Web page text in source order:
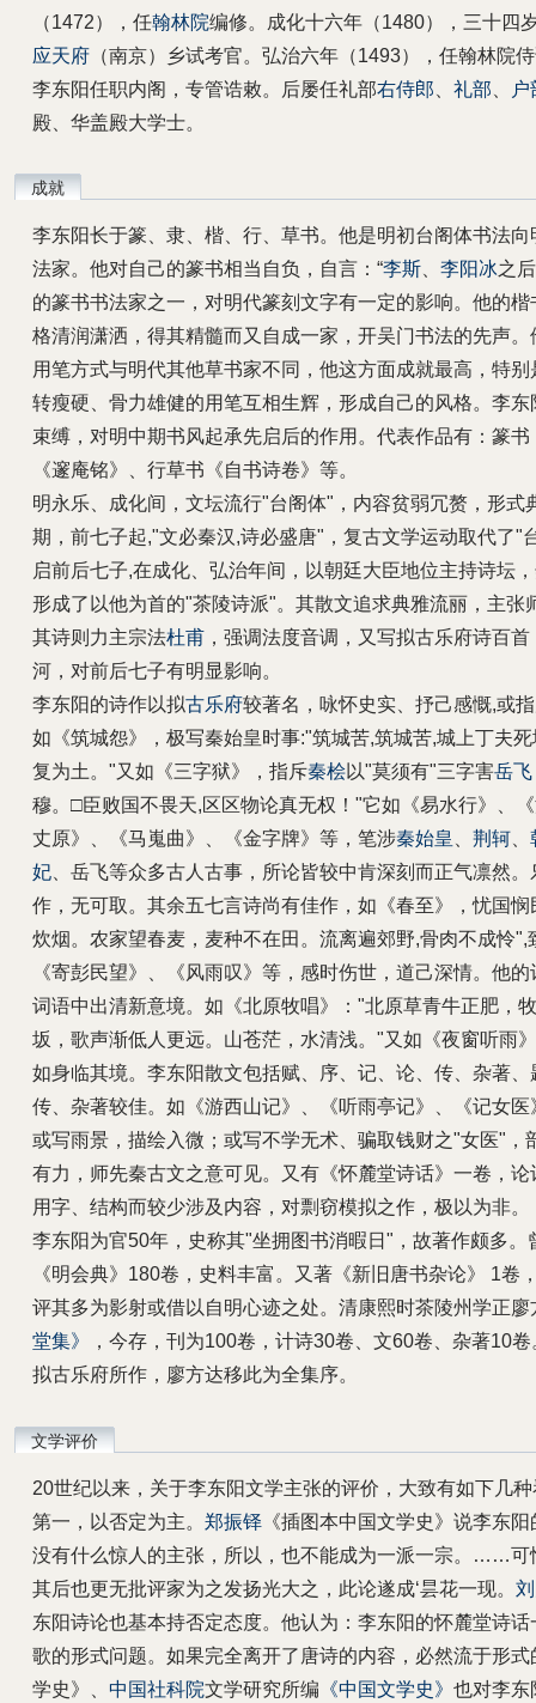
（1472），任翰林院编修。成化十六年（1480），三十四
应天府 （南京）乡试考官。弘治六年（1493），任翰林院
李东阳任职内阁，专管诰敕。后屡任礼部右侍郎 礼部
户
殿、华盖殿大学士。
成就
李东阳长于篆、隶、楷、行、草书。他是明初台阁体书法
法家。他对自己的篆书相当自负，自言：“李斯 李阳冰之
的篆书书法家之一，对明代篆刻文字有一定的影响。他的
格清润潇洒，得其精髓而又自成一家，开吴门书法的先声
用笔方式与明代其他草书家不同，他这方面成就最高，特
转瘦硬、骨力雄健的用笔互相生辉，形成自己的风格。李
束缚，对明中期书风起承先启后的作用。代表作品有：篆
《邃庵铭》、行草书《自书诗卷》等。
明永乐、成化间，文坛流行"台阁体"，内容贫弱冗赘，形式
期，前七子起,"文必秦汉,诗必盛唐"，复古文学运动取代了"
启前后七子,在成化、弘治年间，以朝廷大臣地位主持诗坛
形成了以他为首的"茶陵诗派"。其散文追求典雅流丽，主张
其诗则力主宗法杜甫 ，强调法度音调，又写拟古乐府诗百
河，对前后七子有明显影响。
李东阳的诗作以拟古乐府较著名，咏怀史实、抒己感慨,或
如《筑城怨》，极写秦始皇时事:"筑城苦,筑城苦,城上丁夫
复为土。"又如《三字狱》，指斥秦桧以"莫须有"三字害岳飞
穆。□臣败国不畏天,区区物论真无权！"它如《易水行》、
丈原》、《马嵬曲》、《金字牌》等，笔涉秦始皇 荆轲
妃 、岳飞等众多古人古事，所论皆较中肯深刻而正气凛然
作，无可取。其余五七言诗尚有佳作，如《春至》，忧国
炊烟。农家望春麦，麦种不在田。流离遍郊野,骨肉不成怜
《寄彭民望》、《风雨叹》等，感时伤世，道己深情。他
词语中出清新意境。如《北原牧唱》："北原草青牛正肥，
坂，歌声渐低人更远。山苍茫，水清浅。"又如《夜窗听雨
如身临其境。李东阳散文包括赋、序、记、论、传、杂著
传、杂著较佳。如《游西山记》、《听雨亭记》、《记女
或写雨景，描绘入微；或写不学无术、骗取钱财之"女医"，
有力，师先秦古文之意可见。又有《怀麓堂诗话》一卷，
用字、结构而较少涉及内容，对剽窃模拟之作，极以为非。
李东阳为官50年，史称其"坐拥图书消暇日"，故著作颇多。
《明会典》180卷，史料丰富。又著《新旧唐书杂论》 1卷
评其多为影射或借以自明心迹之处。清康熙时茶陵州学正
堂集》
，今存，刊为100卷，计诗30卷、文60卷、杂著10
拟古乐府所作，廖方达移此为全集序。
文学评价
20世纪以来，关于李东阳文学主张的评价，大致有如下几
第一，以否定为主。 郑振铎 《插图本中国文学史》说李东
没有什么惊人的主张，所以，也不能成为一派一宗。……可
其后也更无批评家为之发扬光大之，此论遂成‘昙花一现。
东阳诗论也基本持否定态度。他认为：李东阳的怀麓堂诗
歌的形式问题。如果完全离开了唐诗的内容，必然流于形式
学史》、 中国社科院文学研究所编 《中国文学史》 也对李东